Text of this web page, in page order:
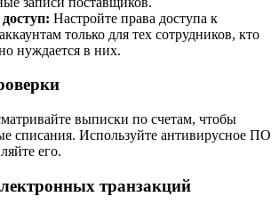
Настройте права доступа к
только для тех сотрудников, кто
нуждается в них.
выписки по счетам, чтобы
списания. Используйте антивирусное ПО
его.
транзакций